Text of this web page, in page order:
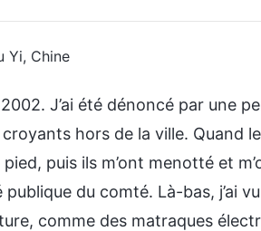
Yi, Chine
J’ai été dénoncé par une
croyants hors de la ville. Quand
puis ils m’ont menotté et
du comté. Là-bas, j’ai
comme des matraques